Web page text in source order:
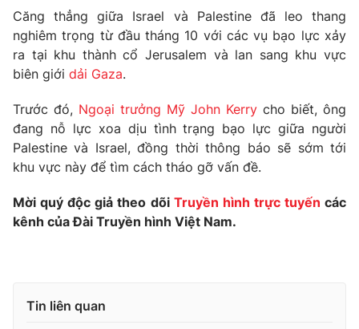
Phim VTV
Hậu trường
Nhân vật
Khán giả
Giải sao mai
Giải trí
Điện ảnh
Sao
Đời sống
Du lịch
Làm đẹp
Chất lượng cuộc sống
Giáo dục
Tuyển sinh
Công nghệ
Hitech Công nghệ tương lai
Sản phẩm
Giao lưu trực tuyến
Chuyên mục khác
Căng thẳng giữa Israel và Palestine đã leo thang
nghiêm trọng từ đầu tháng 10 với các vụ bạo lực xảy
ra tại khu thành cổ Jerusalem và lan sang khu vực
biên giới dải Gaza.
Trước đó, Ngoại trưởng Mỹ John Kerry cho biết, ông
đang nỗ lực xoa dịu tình trạng bạo lực giữa người
Palestine và Israel, đồng thời thông báo sẽ sớm tới
khu vực này để tìm cách tháo gỡ vấn đề.
Mời quý độc giả theo dõi Truyền hình trực tuyến các
kênh của Đài Truyền hình Việt Nam.
Tin liên quan